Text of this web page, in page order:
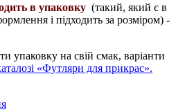
в упаковку (такий, який є в
і підходить за розміром) -
упаковку на свій смак, варіанти
«Футляри для прикрас».